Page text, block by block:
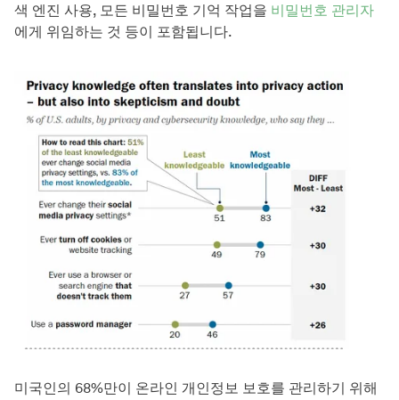
색 엔진 사용, 모든 비밀번호 기억 작업을 비밀번호 관리자
에게 위임하는 것 등이 포함됩니다.
미국인의 68%만이 온라인 개인정보 보호를 관리하기 위해